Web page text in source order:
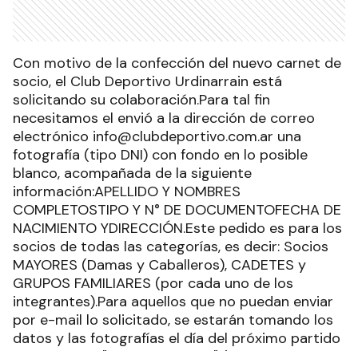
Con motivo de la confección del nuevo carnet de
socio, el Club Deportivo Urdinarrain está
solicitando su colaboración.Para tal fin
necesitamos el envió a la dirección de correo
electrónico info@clubdeportivo.com.ar una
fotografía (tipo DNI) con fondo en lo posible
blanco, acompañada de la siguiente
información:APELLIDO Y NOMBRES
COMPLETOSTIPO Y N° DE DOCUMENTOFECHA DE
NACIMIENTO YDIRECCIÓN.Este pedido es para los
socios de todas las categorías, es decir: Socios
MAYORES (Damas y Caballeros), CADETES y
GRUPOS FAMILIARES (por cada uno de los
integrantes).Para aquellos que no puedan enviar
por e-mail lo solicitado, se estarán tomando los
datos y las fotografías el día del próximo partido